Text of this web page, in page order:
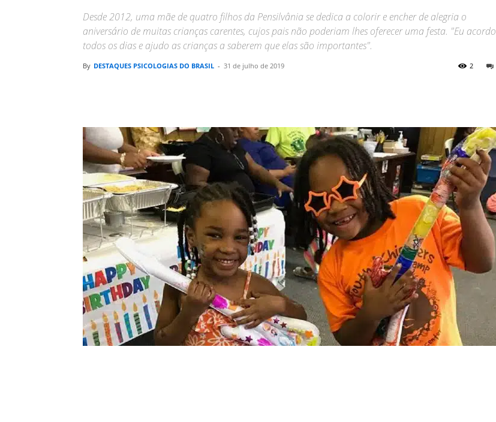
Desde 2012, uma mãe de quatro filhos da Pensilvânia se dedica a colorir e encher de alegria o
aniversário de muitas crianças carentes, cujos pais não poderiam lhes oferecer uma festa. "Eu acordo
todos os dias e ajudo as crianças a saberem que elas são importantes".
By DESTAQUES PSICOLOGIAS DO BRASIL - 31 de julho de 2019 2